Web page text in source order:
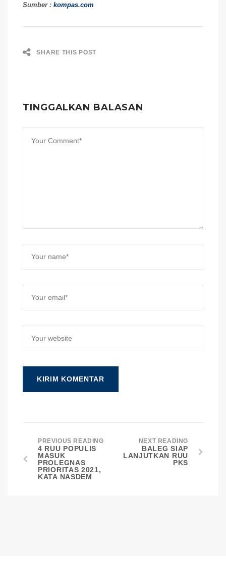
Sumber : kompas.com
SHARE THIS POST
TINGGALKAN BALASAN
PREVIOUS READING
4 RUU POPULIS
MASUK
PROLEGNAS
PRIORITAS 2021,
KATA NASDEM
NEXT READING
BALEG SIAP
LANJUTKAN RUU
PKS